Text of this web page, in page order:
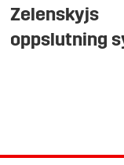
Zelenskyjs
oppslutning